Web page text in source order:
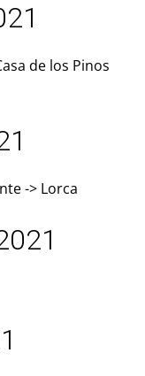
de los Pinos
-> Lorca